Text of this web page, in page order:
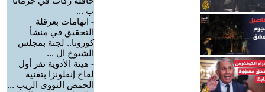
ب ...
- اتهامات بعرقلة
التحقيق في منشأ
كورونا.. لجنة بمجلس
الشيوخ ال ...
- هيئة الأدوية تقر أول
لقاح إنفلونزا بتقنية
الحمض النووي الريب ...